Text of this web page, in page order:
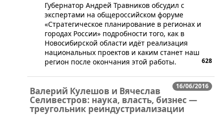
​Губернатор Андрей Травников обсудил с
экспертами на общероссийском форуме
«Стратегическое планирование в регионах и
городах России» подробности того, как в
Новосибирской области идёт реализация
национальных проектов и каким станет наш
регион после окончания этой работы.
628
16/06/2016
Валерий Кулешов и Вячеслав
Селивестров: наука, власть, бизнес —
треугольник реиндустриализации